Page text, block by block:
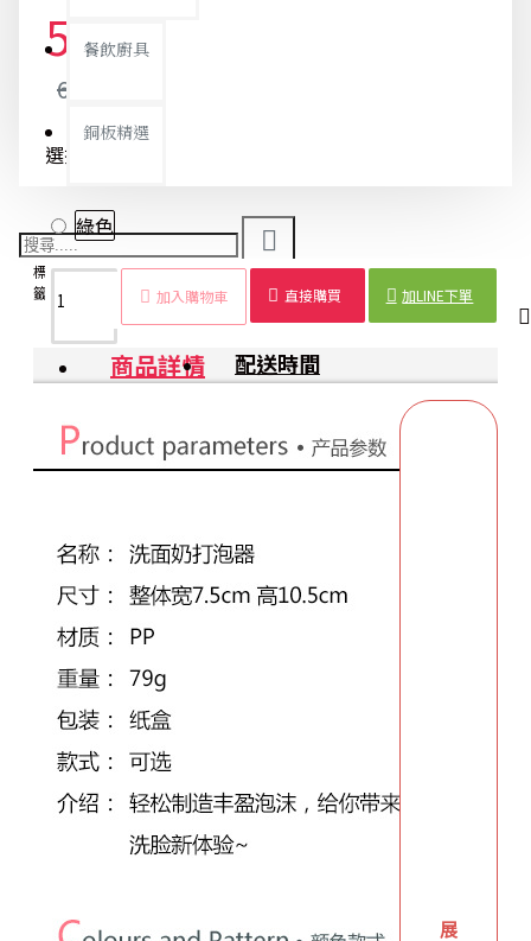
餐飲廚具
銅板精選
59元
62元
選擇顏色
綠色
加入購物車 直接購買 加LINE下單
標
籤：
起
洗
泡泡
製造
洗臉
神器
糖
旅行
必備
洗臉
工具
美容
小物
清潔
用品
便
商品詳情 配送時間
展